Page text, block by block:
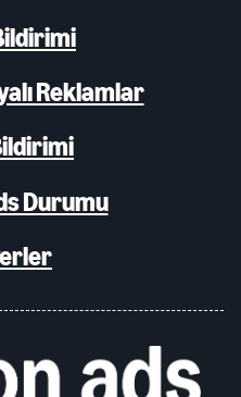
Reklamlar
Durumu